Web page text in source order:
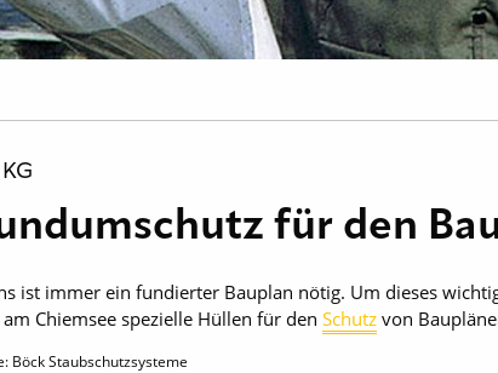
für den
ist immer ein fundierter Bauplan nötig. Um dieses
Chiemsee spezielle Hüllen für den Schutz von
Böck Staubschutzsysteme